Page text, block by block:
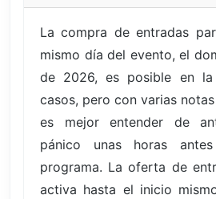
La compra de entradas
mismo día del evento, el
de 2026, es posible en
casos, pero con varias
es mejor entender de
pánico unas horas
programa. La oferta de
activa hasta el inicio